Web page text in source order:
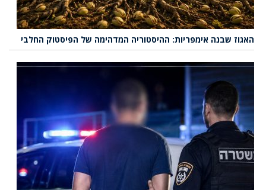
האגוז שבנה אימפריות: ההיסטוריה המדהימה של הפיסטוק החלבי